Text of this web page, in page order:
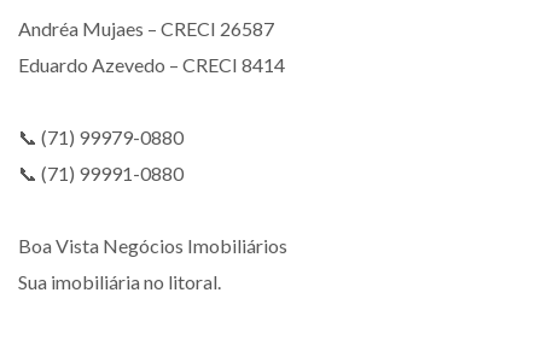
Andréa Mujaes – CRECI 26587
Eduardo Azevedo – CRECI 8414
📞 (71) 99979-0880
📞 (71) 99991-0880
Boa Vista Negócios Imobiliários
Sua imobiliária no litoral.